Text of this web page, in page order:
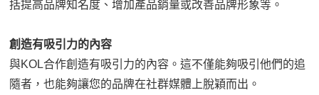
括提高品牌知名度、增加產品銷量或改善品牌形象等。
創造有吸引力的內容
與KOL合作創造有吸引力的內容。這不僅能夠吸引他們的追
隨者，也能夠讓您的品牌在社群媒體上脫穎而出。